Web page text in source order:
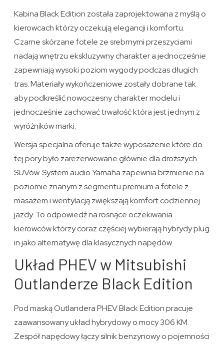
Kabina Black Edition została zaprojektowana z myślą o
kierowcach którzy oczekują elegancji i komfortu.
Czarne skórzane fotele ze srebrnymi przeszyciami
nadają wnętrzu ekskluzywny charakter a jednocześnie
zapewniają wysoki poziom wygody podczas długich
tras. Materiały wykończeniowe zostały dobrane tak
aby podkreślić nowoczesny charakter modelu i
jednocześnie zachować trwałość która jest jednym z
wyróżników marki.
Wersja specjalna oferuje także wyposażenie które do
tej pory było zarezerwowane głównie dla droższych
SUVów. System audio Yamaha zapewnia brzmienie na
poziomie znanym z segmentu premium a fotele z
masażem i wentylacją zwiększają komfort codziennej
jazdy. To odpowiedź na rosnące oczekiwania
kierowców którzy coraz częściej wybierają hybrydy plug
in jako alternatywę dla klasycznych napędów.
Układ PHEV w Mitsubishi
Outlanderze Black Edition
Pod maską Outlandera PHEV Black Edition pracuje
zaawansowany układ hybrydowy o mocy 306 KM.
Zespół napędowy łączy silnik benzynowy o pojemności